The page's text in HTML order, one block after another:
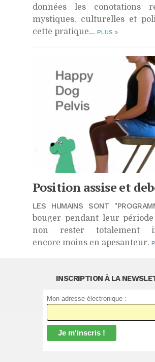
données les conotations
mystiques, culturelles et
cette pratique… PLUS »
Position assise et
LES HUMAINS SONT
bouger pendant leur
non rester totalement
encore moins en apesanteur.
INSCRIPTION À LA
Mon adresse électronique :